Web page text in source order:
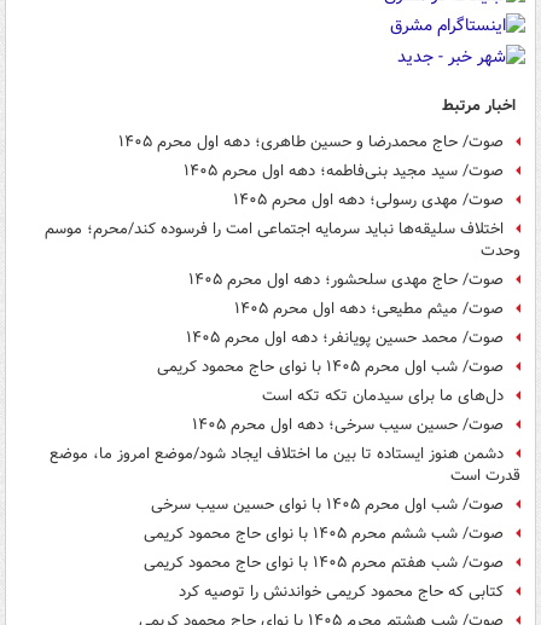
اخبار مرتبط
صوت/ حاج محمدرضا و حسین طاهری؛ دهه اول محرم ۱۴۰۵
صوت/ سید مجید بنی‌فاطمه؛ دهه اول محرم ۱۴۰۵
صوت/ مهدی رسولی؛ دهه اول محرم ۱۴۰۵
اختلاف سلیقه‌ها نباید سرمایه اجتماعی امت را فرسوده کند/محرم؛ موسم
وحدت
صوت/ حاج مهدی سلحشور؛ دهه اول محرم ۱۴۰۵
صوت/ میثم مطیعی؛ دهه اول محرم ۱۴۰۵
صوت/ محمد حسین پویانفر؛ دهه اول محرم ۱۴۰۵
صوت/ شب اول محرم ۱۴۰۵ با نوای حاج محمود کریمی
دل‌های ما برای سیدمان تکه تکه است
صوت/ حسین سیب سرخی؛ دهه اول محرم ۱۴۰۵
دشمن هنوز ایستاده تا بین ما اختلاف ایجاد شود/موضع امروز ما، موضع
قدرت است
صوت/ شب اول محرم ۱۴۰۵ با نوای حسین سیب سرخی
صوت/ شب ششم محرم ۱۴۰۵ با نوای حاج محمود کریمی
صوت/ شب هفتم محرم ۱۴۰۵ با نوای حاج محمود کریمی
کتابی که حاج محمود کریمی خواندنش را توصیه کرد